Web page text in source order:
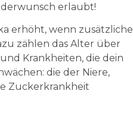
erlaubt!
erhöht, wenn zusätzliche
zählen das Alter über
Krankheiten, die dein
die der Niere,
Zuckerkrankheit